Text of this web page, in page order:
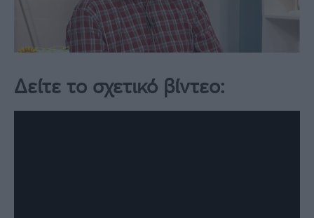
Δείτε το σχετικό βίντεο: